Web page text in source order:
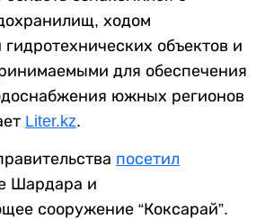
ходом
объектов и
для обеспечения
южных регионов
Liter.kz.
посетил
Шардара и
сооружение “Коксарай”.